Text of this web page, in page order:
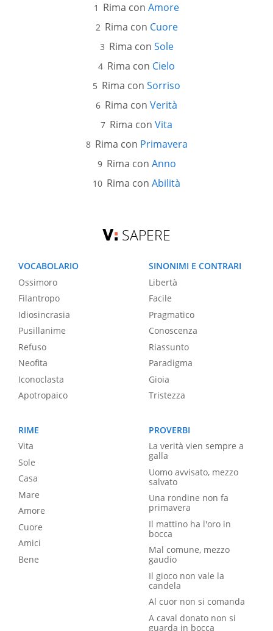
Rima con Amore
Rima con Cuore
Rima con Sole
Rima con Cielo
Rima con Sorriso
Rima con Verità
Rima con Vita
Rima con Primavera
Rima con Anno
Rima con Abilità
SAPERE
VOCABOLARIO
Ossimoro
Filantropo
Idiosincrasia
Pusillanime
Refuso
Neofita
Iconoclasta
Apotropaico
SINONIMI E CONTRARI
Libertà
Facile
Pragmatico
Conoscenza
Riassunto
Paradigma
Gioia
Tristezza
RIME
Vita
Sole
Casa
Mare
Amore
Cuore
Amici
Bene
PROVERBI
La verità vien sempre a
galla
Uomo avvisato, mezzo
salvato
Una rondine non fa
primavera
Il mattino ha l'oro in
bocca
Mal comune, mezzo
gaudio
Il gioco non vale la
candela
Al cuor non si comanda
A caval donato non si
guarda in bocca